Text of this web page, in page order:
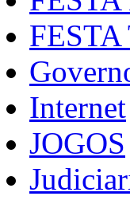
Internet
JOGOS